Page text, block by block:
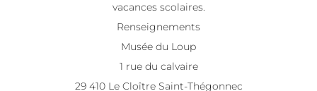
vacances scolaires.
Renseignements
Musée du Loup
1 rue du calvaire
29 410 Le Cloître Saint-Thégonnec